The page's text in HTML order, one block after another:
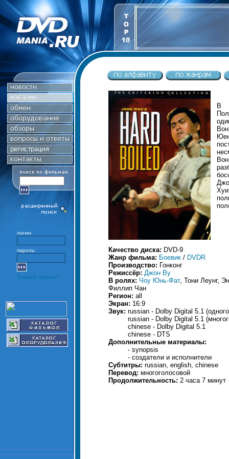
логин:
пароль:
Забыли пароль?
В
Качество диска: DVD-9
Жанр фильма: Боевик / DVDR
Производство: Гонконг
Режиссёр: Джон Ву
В ролях: Чоу Юнь-Фат, Тони Леунг,
Филлип Чан
Регион: all
Экран: 16:9
Звук: russian - Dolby Digital 5.1
russian - Dolby Digital 5.1
chinese - Dolby Digital 5.1
chinese - DTS
Дополнительные материалы:
- synopsis
- создатели и исполнители
Субтитры: russian, english, chinese
Перевод: многоголосовой
Продолжительность: 2 часа 7 минут